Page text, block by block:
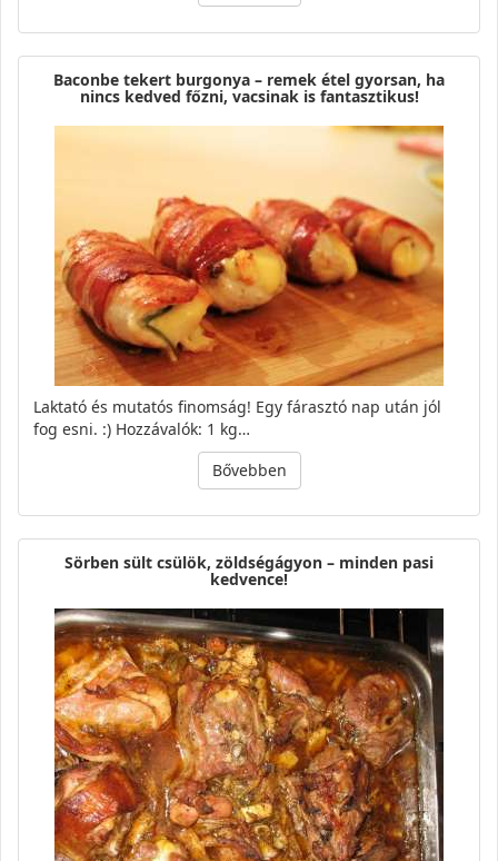
Baconbe tekert burgonya – remek étel gyorsan, ha
nincs kedved főzni, vacsinak is fantasztikus!
Laktató és mutatós finomság! Egy fárasztó nap után jól
fog esni. :) Hozzávalók: 1 kg…
Bővebben
Sörben sült csülök, zöldségágyon – minden pasi
kedvence!